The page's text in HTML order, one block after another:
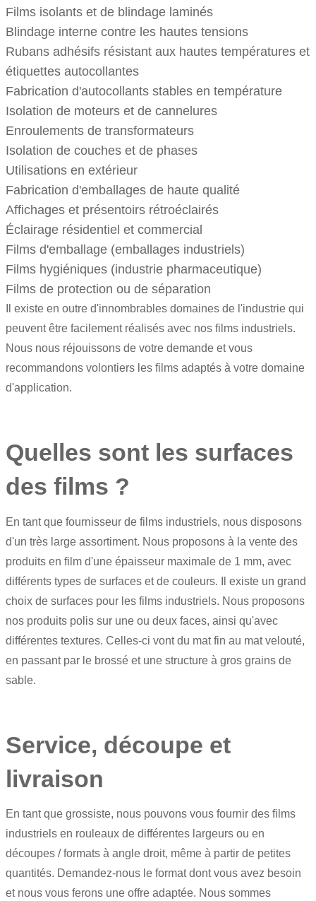
Films isolants et de blindage laminés
Blindage interne contre les hautes tensions
Rubans adhésifs résistant aux hautes températures et
étiquettes autocollantes
Fabrication d'autocollants stables en température
Isolation de moteurs et de cannelures
Enroulements de transformateurs
Isolation de couches et de phases
Utilisations en extérieur
Fabrication d'emballages de haute qualité
Affichages et présentoirs rétroéclairés
Éclairage résidentiel et commercial
Films d'emballage (emballages industriels)
Films hygiéniques (industrie pharmaceutique)
Films de protection ou de séparation
Il existe en outre d'innombrables domaines de l'industrie qui
peuvent être facilement réalisés avec nos films industriels.
Nous nous réjouissons de votre demande et vous
recommandons volontiers les films adaptés à votre domaine
d'application.
Quelles sont les surfaces
des films ?
En tant que fournisseur de films industriels, nous disposons
d'un très large assortiment. Nous proposons à la vente des
produits en film d'une épaisseur maximale de 1 mm, avec
différents types de surfaces et de couleurs. Il existe un grand
choix de surfaces pour les films industriels. Nous proposons
nos produits polis sur une ou deux faces, ainsi qu'avec
différentes textures. Celles-ci vont du mat fin au mat velouté,
en passant par le brossé et une structure à gros grains de
sable.
Service, découpe et
livraison
En tant que grossiste, nous pouvons vous fournir des films
industriels en rouleaux de différentes largeurs ou en
découpes / formats à angle droit, même à partir de petites
quantités. Demandez-nous le format dont vous avez besoin
et nous vous ferons une offre adaptée. Nous sommes